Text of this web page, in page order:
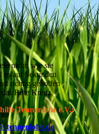
nicht, wie sie
es auf Sekunden
richtig geholfen
das Rote Kreuz.
Tennenlohe e.V.:
tennenlohe.de